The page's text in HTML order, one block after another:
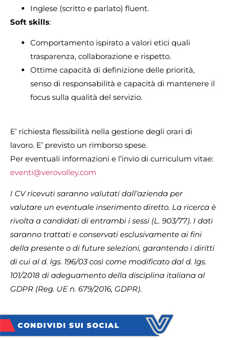
Inglese (scritto e parlato) fluent.
Soft skills:
Comportamento ispirato a valori etici quali
trasparenza, collaborazione e rispetto.
Ottime capacità di definizione delle priorità,
senso di responsabilità e capacità di mantenere il
focus sulla qualità del servizio.
E’ richiesta flessibilità nella gestione degli orari di
lavoro. E’ previsto un rimborso spese.
Per eventuali informazioni e l’invio di curriculum vitae:
eventi@verovolley.com
I CV ricevuti saranno valutati dall’azienda per
valutare un eventuale inserimento diretto. La ricerca è
rivolta a candidati di entrambi i sessi (L. 903/77). I dati
saranno trattati e conservati esclusivamente ai fini
della presente o di future selezioni, garantendo i diritti
di cui al d. lgs. 196/03 così come modificato dal d. lgs.
101/2018 di adeguamento della disciplina italiana al
GDPR (Reg. UE n. 679/2016, GDPR).
CONDIVIDI SUI SOCIAL